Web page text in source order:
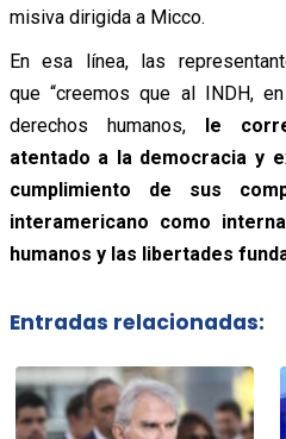
misiva dirigida a Micco.
En esa línea, las
que “creemos que al INDH,
derechos humanos, le
atentado a la democracia y
cumplimiento de sus
interamericano como
humanos y las libertades
Entradas relacionadas: